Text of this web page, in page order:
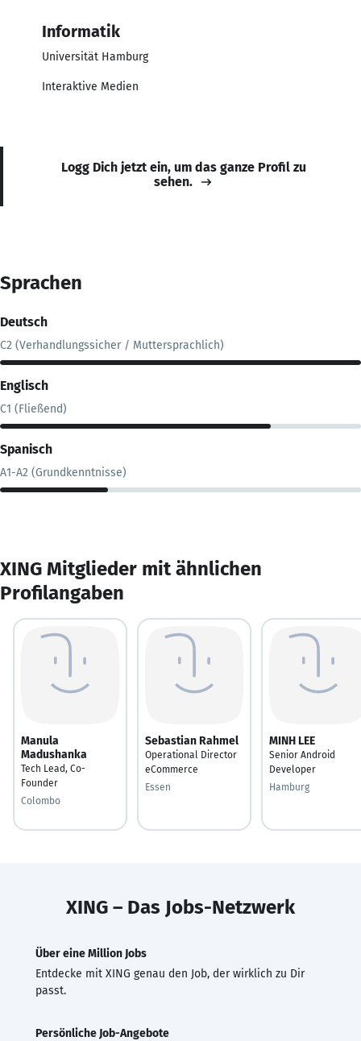
Informatik
Universität Hamburg
Interaktive Medien
Logg Dich jetzt ein, um das ganze Profil zu
sehen.
Sprachen
Deutsch
C2 (Verhandlungssicher / Muttersprachlich)
Englisch
C1 (Fließend)
Spanisch
A1-A2 (Grundkenntnisse)
XING Mitglieder mit ähnlichen
Profilangaben
Manula
Madushanka
Tech Lead, Co-
Founder
Colombo
Sebastian Rahmel
Operational Director
eCommerce
Essen
MINH LEE
Senior Android
Developer
Hamburg
XING – Das Jobs-Netzwerk
Über eine Million Jobs
Entdecke mit XING genau den Job, der wirklich zu Dir
passt.
Persönliche Job-Angebote